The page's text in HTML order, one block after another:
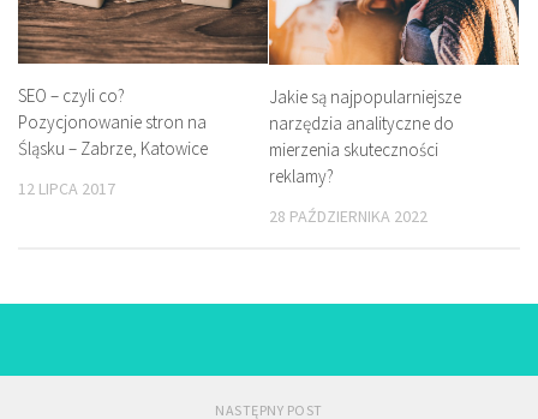
SEO – czyli co?
Pozycjonowanie stron na
Śląsku – Zabrze, Katowice
12 LIPCA 2017
Jakie są najpopularniejsze
narzędzia analityczne do
mierzenia skuteczności
reklamy?
28 PAŹDZIERNIKA 2022
NASTĘPNY POST